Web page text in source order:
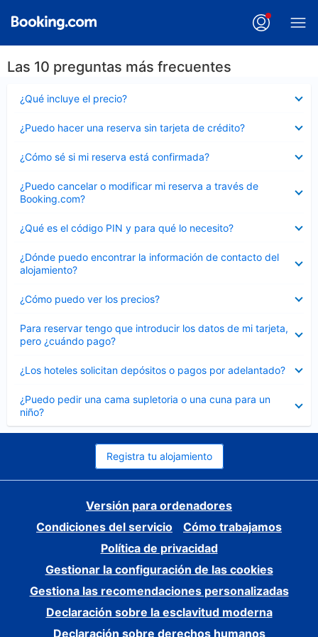
Las 10 preguntas más frecuentes
¿Qué incluye el precio?
cerrado
¿Puedo hacer una reserva sin tarjeta de crédito?
cerrado
¿Cómo sé si mi reserva está confirmada?
cerrado
¿Puedo cancelar o modificar mi reserva a través de
Booking.com?
cerrado
¿Qué es el código PIN y para qué lo necesito?
cerrado
¿Dónde puedo encontrar la información de contacto del
alojamiento?
cerrado
¿Cómo puedo ver los precios?
cerrado
Para reservar tengo que introducir los datos de mi tarjeta,
pero ¿cuándo pago?
cerrado
¿Los hoteles solicitan depósitos o pagos por adelantado?
cerrado
¿Puedo pedir una cama supletoria o una cuna para un
niño?
cerrado
Registra tu alojamiento
Versión para ordenadores
Condiciones del servicio
Cómo trabajamos
Política de privacidad
Gestionar la configuración de las cookies
Gestiona las recomendaciones personalizadas
Declaración sobre la esclavitud moderna
Declaración sobre derechos humanos